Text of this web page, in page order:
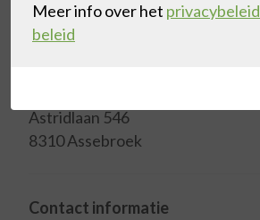
Meer info over het privacybeleid
beleid
Astridlaan 546
8310 Assebroek
Contact informatie